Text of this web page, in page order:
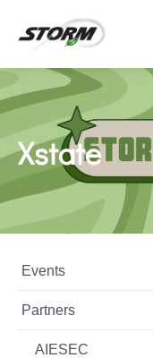
Xstate
Events
Partners
AIESEC